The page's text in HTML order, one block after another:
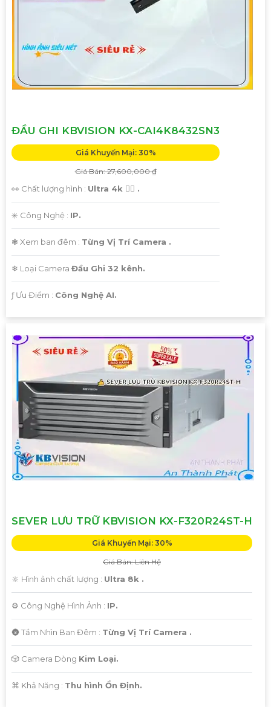
ĐẦU GHI KBVISION KX-CAI4K8432SN3
Giá Khuyến Mại: 30%
Giá Bán: 27,600,000 ₫
👀 Chất lượng hình : Ultra 4k 👍🏾 .
✳️ Công Nghệ : IP.
❃ Xem ban đêm : Từng Vị Trí Camera .
❄ Loại Camera Đầu Ghi 32 kênh.
️ƒ Ưu Điểm : Công Nghệ AI.
SEVER LƯU TRỮ KBVISION KX-F320R24ST-H
Giá Khuyến Mại: 30%
Giá Bán: Liên Hệ
🔆 Hình ảnh chất lượng : Ultra 8k .
⚙ Công Nghệ Hình Ảnh : IP.
🌚 Tầm Nhìn Ban Đêm : Từng Vị Trí Camera .
🎲 Camera Dòng Kim Loại.
️⌘ Khả Năng : Thu hình Ổn Định.